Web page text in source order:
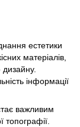
естетики
матеріалів,
інформації
важливим
топографії.